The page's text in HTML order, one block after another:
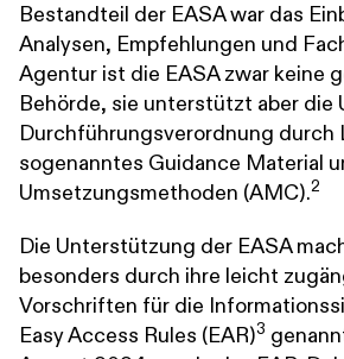
Bestandteil der EASA war das
Analysen, Empfehlungen und
Agentur ist die EASA zwar keine
Behörde, sie unterstützt aber die
Durchführungsverordnung durch
sogenanntes Guidance Material
Umsetzungsmethoden (AMC).2
Die Unterstützung der EASA
besonders durch ihre leicht
Vorschriften für die
Easy Access Rules (EAR)3